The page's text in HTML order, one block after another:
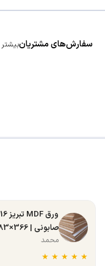
سفارش‌های مشتریانبیشتر
صابونی | 366×183
محمد
★
★
★
★
★